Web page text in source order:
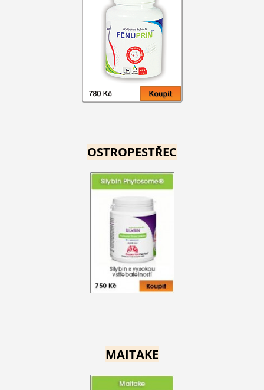
OSTROPESTŘEC
MAITAKE